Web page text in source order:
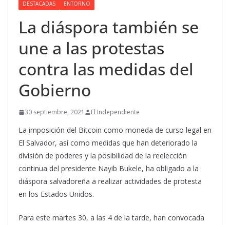
DESTACADAS ENTORNO
La diáspora también se
une a las protestas
contra las medidas del
Gobierno
30 septiembre, 2021 El Independiente
La imposición del Bitcoin como moneda de curso legal en
El Salvador, así como medidas que han deteriorado la
división de poderes y la posibilidad de la reelección
continua del presidente Nayib Bukele, ha obligado a la
diáspora salvadoreña a realizar actividades de protesta
en los Estados Unidos.
Para este martes 30, a las 4 de la tarde, han convocada